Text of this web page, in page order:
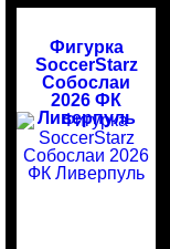
Фигурка
SoccerStarz
Собослаи
2026 ФК
Ливерпуль